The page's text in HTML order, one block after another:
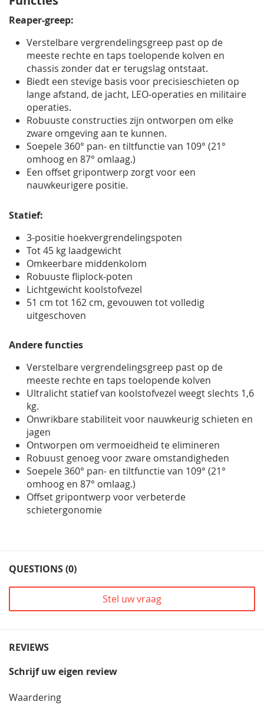
Reaper-greep:
Verstelbare vergrendelingsgreep past op de
meeste rechte en taps toelopende kolven en
chassis zonder dat er terugslag ontstaat.
Biedt een stevige basis voor precisieschieten op
lange afstand, de jacht, LEO-operaties en militaire
operaties.
Robuuste constructies zijn ontworpen om elke
zware omgeving aan te kunnen.
Soepele 360° pan- en tiltfunctie van 109° (21°
omhoog en 87° omlaag.)
Een offset gripontwerp zorgt voor een
nauwkeurigere positie.
Statief:
3-positie hoekvergrendelingspoten
Tot 45 kg laadgewicht
Omkeerbare middenkolom
Robuuste fliplock-poten
Lichtgewicht koolstofvezel
51 cm tot 162 cm, gevouwen tot volledig
uitgeschoven
Andere functies
Verstelbare vergrendelingsgreep past op de
meeste rechte en taps toelopende kolven
Ultralicht statief van koolstofvezel weegt slechts 1,6
kg.
Onwrikbare stabiliteit voor nauwkeurig schieten en
jagen
Ontworpen om vermoeidheid te elimineren
Robuust genoeg voor zware omstandigheden
Soepele 360° pan- en tiltfunctie van 109° (21°
omhoog en 87° omlaag.)
Offset gripontwerp voor verbeterde
schietergonomie
QUESTIONS (0)
Stel uw vraag
REVIEWS
Schrijf uw eigen review
Waardering